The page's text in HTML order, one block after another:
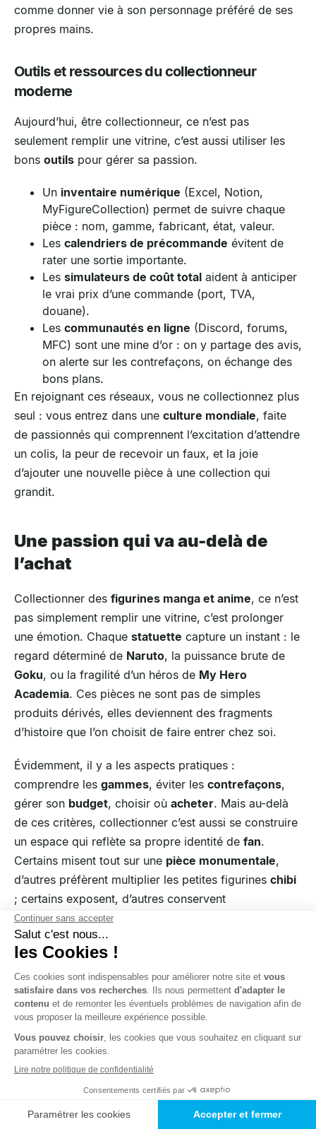
comme donner vie à son personnage préféré de ses
propres mains.
Outils et ressources du collectionneur
moderne
Aujourd’hui, être collectionneur, ce n’est pas
seulement remplir une vitrine, c’est aussi utiliser les
bons outils pour gérer sa passion.
Un inventaire numérique (Excel, Notion,
MyFigureCollection) permet de suivre chaque
pièce : nom, gamme, fabricant, état, valeur.
Les calendriers de précommande évitent de
rater une sortie importante.
Les simulateurs de coût total aident à anticiper
le vrai prix d’une commande (port, TVA,
douane).
Les communautés en ligne (Discord, forums,
MFC) sont une mine d’or : on y partage des avis,
on alerte sur les contrefaçons, on échange des
bons plans.
En rejoignant ces réseaux, vous ne collectionnez plus
seul : vous entrez dans une culture mondiale, faite
de passionnés qui comprennent l’excitation d’attendre
un colis, la peur de recevoir un faux, et la joie
d’ajouter une nouvelle pièce à une collection qui
grandit.
Une passion qui va au-delà de
l’achat
Collectionner des figurines manga et anime, ce n’est
pas simplement remplir une vitrine, c’est prolonger
une émotion. Chaque statuette capture un instant : le
regard déterminé de Naruto, la puissance brute de
Goku, ou la fragilité d’un héros de My Hero
Academia. Ces pièces ne sont pas de simples
produits dérivés, elles deviennent des fragments
d’histoire que l’on choisit de faire entrer chez soi.
Évidemment, il y a les aspects pratiques :
comprendre les gammes, éviter les contrefaçons,
gérer son budget, choisir où acheter. Mais au-delà
de ces critères, collectionner c’est aussi se construire
un espace qui reflète sa propre identité de fan.
Certains misent tout sur une pièce monumentale,
d’autres préfèrent multiplier les petites figurines chibi
; certains exposent, d’autres conservent
précieusement en boîte.
Peu importe la voie que vous empruntez, l’essentiel
est d’y trouver du plaisir. Une collection réussie n’est
pas celle qui a le plus de valeur marchande, mais
celle qui vous fait sourire chaque fois que vous la
Alors, que vous soyez sur le point d’acheter votre
à une collection déjà riche, souvenez-vous : chaque
pièce n’est pas qu’un objet, c’est une part de vous, un